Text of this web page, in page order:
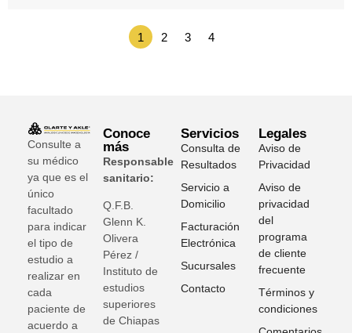
1 2 3 4
Consulte a
su médico
ya que es el
único
facultado
para indicar
el tipo de
estudio a
realizar en
cada
paciente de
acuerdo a
Conoce
más
Responsable
sanitario:
Q.F.B.
Glenn K.
Olivera
Pérez /
Instituto de
estudios
superiores
de Chiapas
Servicios
Consulta de
Resultados
Servicio a
Domicilio
Facturación
Electrónica
Sucursales
Contacto
Legales
Aviso de
Privacidad
Aviso de
privacidad
del
programa
de cliente
frecuente
Términos y
condiciones